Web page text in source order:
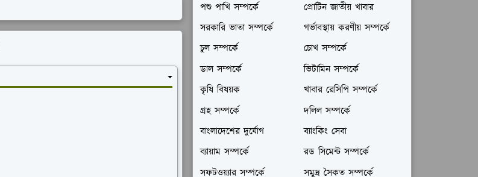
পশু পাখি সম্পর্কে
প্রোটিন জাতীয় খাবার
সরকারি ভাতা সম্পর্কে
গর্ভাবস্থায় করণীয় সম্পর্কে
চুল সম্পর্কে
চোখ সম্পর্কে
ডাল সম্পর্কে
ভিটামিন সম্পর্কে
কৃষি বিষয়ক
খাবার রেসিপি সম্পর্কে
গ্রহ সম্পর্কে
দলিল সম্পর্কে
বাংলাদেশের দুর্যোগ
ব্যাংকিং সেবা
ব্যায়াম সম্পর্কে
রড সিমেন্ট সম্পর্কে
সফটওয়্যার সম্পর্কে
সমুদ্র সৈকত সম্পর্কে